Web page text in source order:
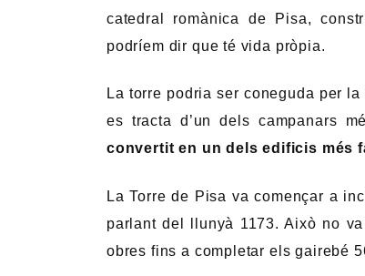
catedral romànica de Pisa,
podríem dir que té vida pròpia.
La torre podria ser coneguda per
es tracta d’un dels campanars
convertit en un dels edificis més
La Torre de Pisa va començar a
parlant del llunyà 1173. Això no
obres fins a completar els gairebé